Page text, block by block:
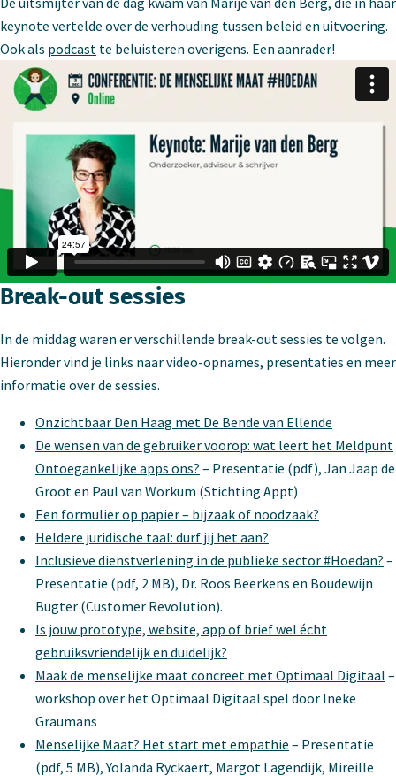
keynote vertelde over de verhouding tussen beleid en uitvoering.
Ook als podcast te beluisteren overigens. Een aanrader!
Break-out sessies
In de middag waren er verschillende break-out sessies te volgen.
Hieronder vind je links naar video-opnames, presentaties en meer
informatie over de sessies.
Onzichtbaar Den Haag met De Bende van Ellende
De wensen van de gebruiker voorop: wat leert het Meldpunt
Ontoegankelijke apps ons? – Presentatie (pdf), Jan Jaap de
Groot en Paul van Workum (Stichting Appt)
Een formulier op papier – bijzaak of noodzaak?
Heldere juridische taal: durf jij het aan?
Inclusieve dienstverlening in de publieke sector #Hoedan? –
Presentatie (pdf, 2 MB), Dr. Roos Beerkens en Boudewijn
Bugter (Customer Revolution).
Is jouw prototype, website, app of brief wel écht
gebruiksvriendelijk en duidelijk?
Maak de menselijke maat concreet met Optimaal Digitaal –
workshop over het Optimaal Digitaal spel door Ineke
Graumans
Menselijke Maat? Het start met empathie – Presentatie
(pdf, 5 MB), Yolanda Ryckaert, Margot Lagendijk, Mireille